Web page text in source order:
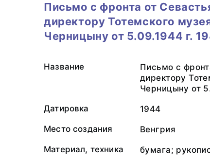
Письмо с фронта от
директору Тотемского
Черницыну от 5.09.1944 г.
Название
Письмо с
директору
Черницыну от
Датировка 1944
Место создания Венгрия
Материал, техника бумага;